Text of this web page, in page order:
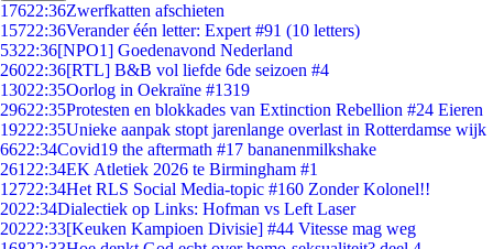
17622:36Zwerfkatten afschieten
15722:36Verander één letter: Expert #91 (10 letters)
5322:36[NPO1] Goedenavond Nederland
26022:36[RTL] B&B vol liefde 6de seizoen #4
13022:35Oorlog in Oekraïne #1319
29622:35Protesten en blokkades van Extinction Rebellion #24 Eieren
19222:35Unieke aanpak stopt jarenlange overlast in Rotterdamse wijk
6622:34Covid19 the aftermath #17 bananenmilkshake
261 22:34EK Atletiek 2026 te Birmingham #1
12722:34Het RLS Social Media-topic #160 Zonder Kolonel!!
2022:34Dialectiek op Links: Hofman vs Left Laser
20222:33[Keuken Kampioen Divisie] #44 Vitesse mag weg